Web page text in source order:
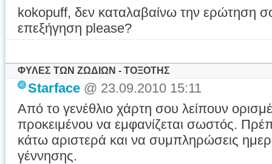
kokopuff, δεν καταλαβαίνω την ερώτηση
επεξήγηση please?
ΦΥΛΕΣ ΤΩΝ ΖΩΔΙΩΝ - ΤΟΞΟΤΗΣ
Starface @ 23.09.2010 15:11
Από το γενέθλιο χάρτη σου λείπουν
προκειμένου να εμφανίζεται σωστός.
κάτω αριστερά και να συμπληρώσεις
γέννησης.